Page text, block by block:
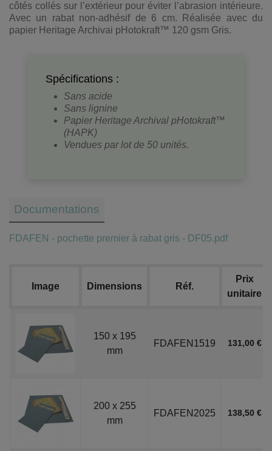
côtés collés sur l’extérieur pour éviter l’abrasion intérieure.
Avec un rabat non-adhésif de 6 cm. Réalisée avec du
papier Heritage Archivai pHotokraft™ 120 gsm Gris.
Spécifications :
Sans acide
Sans lignine
Papier Heritage Archival pHotokraft™
(HAPK)
Vendues par lot de 50 unités.
Documentations
FDAFEN - pochette premier à rabat gris - DF05.pdf
Image Dimensions Réf.
Prix
unitaire
150 x 195
mm
FDAFEN1519 131,00 €
200 x 255
mm
FDAFEN2025 138,50 €